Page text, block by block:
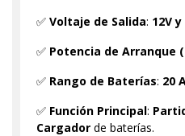
✅ Voltaje de Salida: 12V y
✅ Potencia de Arranque
✅ Rango de Baterías: 20
✅ Función Principal:
Cargador de baterías.